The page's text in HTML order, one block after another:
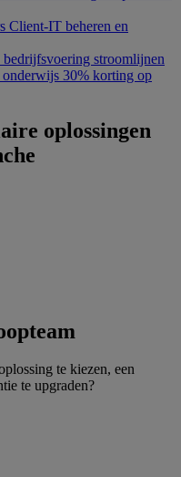
Client-IT beheren en
bedrijfsvoering stroomlijnen
onderwijs 30% korting op
oplossingen
te kiezen, een
te upgraden?